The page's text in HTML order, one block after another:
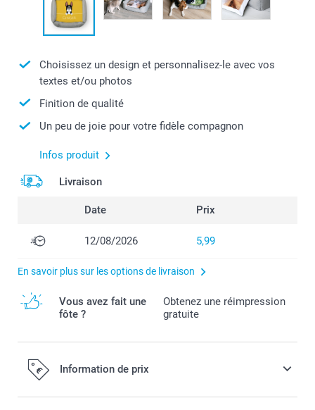
Choisissez un design et personnalisez-le avec vos
textes et/ou photos
Finition de qualité
Un peu de joie pour votre fidèle compagnon
Infos produit
Livraison
Date Prix
12/08/2026 5,99
En savoir plus sur les options de livraison
Vous avez fait une
fôte ?
Obtenez une réimpression
gratuite
Information de prix